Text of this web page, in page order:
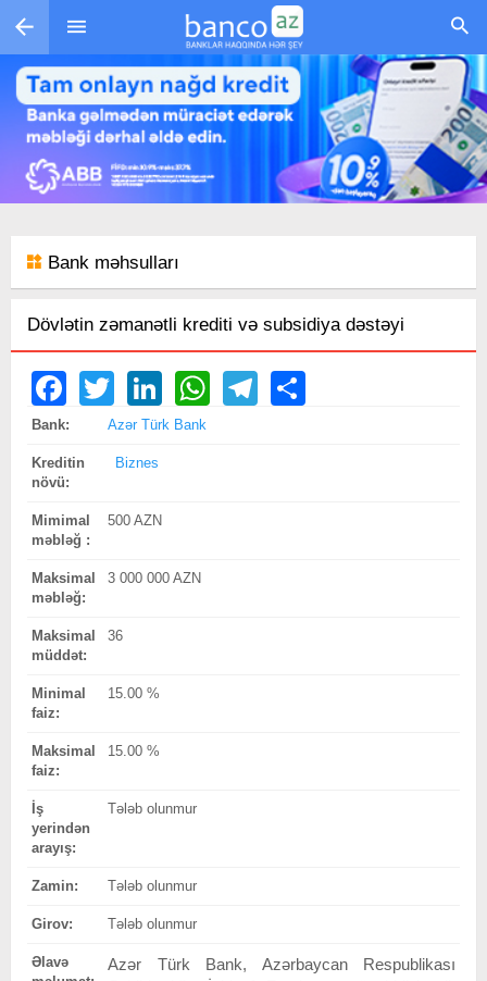
Skip to main content
Bank məhsulları
Dövlətin zəmanətli krediti və subsidiya dəstəyi
FacebookTwitter LinkedIn WhatsAppTelegram
Bank: Azər Türk Bank
Kreditin
növü:
Biznes
Mimimal
məbləğ :
500 AZN
Maksimal
məbləğ:
3 000 000 AZN
Maksimal
müddət:
36
Minimal
faiz:
15.00 %
Maksimal
faiz:
15.00 %
İş
yerindən
arayış:
Tələb olunmur
Zamin: Tələb olunmur
Girov: Tələb olunmur
Əlavə
Azər Türk Bank, Azərbaycan Respublikası